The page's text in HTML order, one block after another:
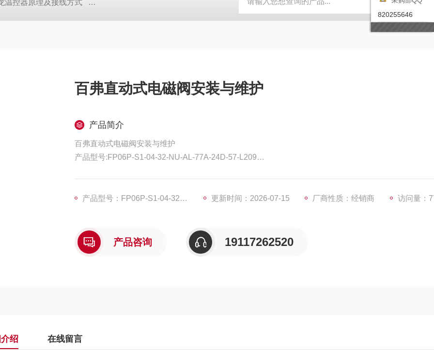
温控器原理及接线方式 日本SMC真空压力开关的中文资料ZK2-ZSEA-A *皮尔兹PILZ安全激光扫描仪 RZMO-TER-
百弗直动式电磁阀安装与维护
产品简介
百弗直动式电磁阀安装与维护
产品型号:FP06P-S1-04-32-NU-AL-77A-24D-57-L209
上腔压力下降，
产品型号：FP06P-S1-04-32-NU-AL-77A- 更新时间：2026-07-15 厂商性质：经销商 访问量：
产品咨询 19117262520
绍 在线留言
820255646